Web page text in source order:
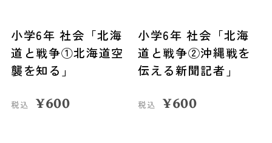
小学6年 社会「北海
道と戦争①北海道空
襲を知る」
税込 ¥600
小学6年 社会「北海
道と戦争②沖縄戦を
伝える新聞記者」
税込 ¥600